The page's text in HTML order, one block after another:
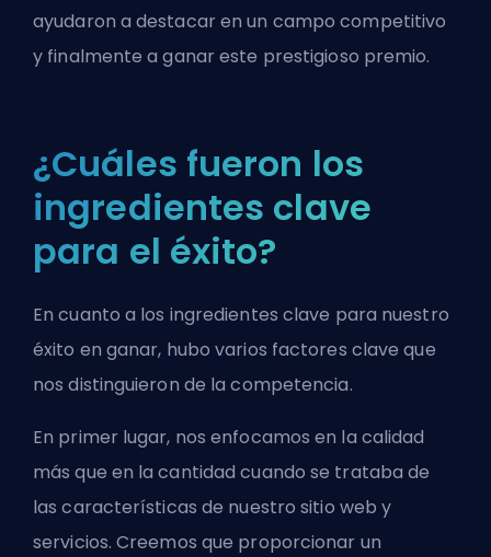
ayudaron a destacar en un campo competitivo
y finalmente a ganar este prestigioso premio.
¿Cuáles fueron los
ingredientes clave
para el éxito?
En cuanto a los ingredientes clave para nuestro
éxito en ganar, hubo varios factores clave que
nos distinguieron de la competencia.
En primer lugar, nos enfocamos en la calidad
más que en la cantidad cuando se trataba de
las características de nuestro sitio web y
servicios. Creemos que proporcionar un